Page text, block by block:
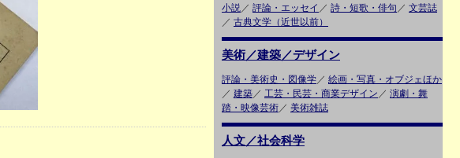
小説／ 評論・エッセイ ／ 詩・短歌・俳句 ／ 文芸誌
／ 古典文学（近世以前）
美術／建築／デザイン
評論・美術史・図像学／ 絵画・写真・オブジェほか
／ 建築／ 工芸・民芸・商業デザイン ／ 演劇・舞
踏・映像芸術／ 美術雑誌
人文／社会科学